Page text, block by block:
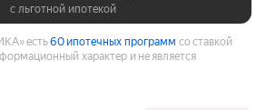
с льготной ипотекой
есть60 ипотечных программ со ставкой
характер и не является